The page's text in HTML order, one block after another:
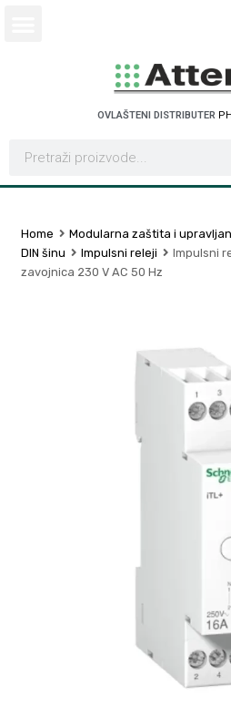
OVLAŠTENI DISTRIBUTER PH
Home Modularna zaštita i
DIN šinu
Impulsni releji
Impulsni
zavojnica 230 V AC 50 Hz